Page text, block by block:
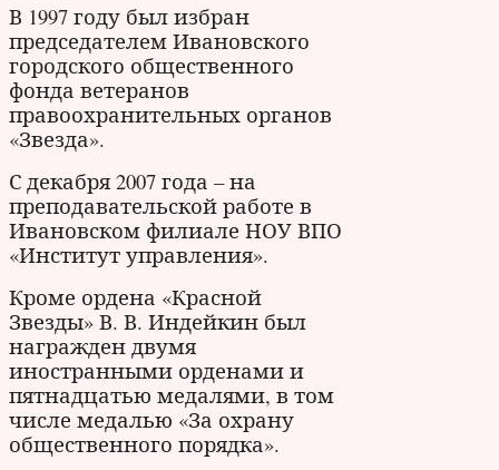
В 1997 году был избран
председателем Ивановского
городского общественного
фонда ветеранов
правоохранительных органов
«Звезда».
С декабря 2007 года – на
преподавательской работе в
Ивановском филиале НОУ ВПО
«Институт управления».
Кроме ордена «Красной
Звезды» В. В. Индейкин был
награжден двумя
иностранными орденами и
пятнадцатью медалями, в том
числе медалью «За охрану
общественного порядка».